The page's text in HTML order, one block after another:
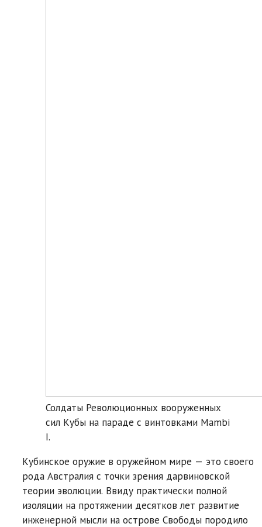
Солдаты Революционных вооруженных
сил Кубы на параде с винтовками Mambi
I.
Кубинское оружие в оружейном мире — это своего
рода Австралия с точки зрения дарвиновской
теории эволюции. Ввиду практически полной
изоляции на протяжении десятков лет развитие
инженерной мысли на острове Свободы породило